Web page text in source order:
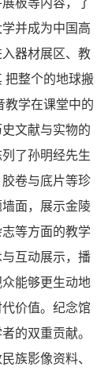
并成为中国高
器材展区、教
把整个的地球搬
教学在课堂中的
文献与实物的
了孙明经先生
卷与底片等珍
面，展示金陵
等方面的教学
互动展示，播
能够更生动地
价值。纪念馆
的双重贡献。
族影像资料、